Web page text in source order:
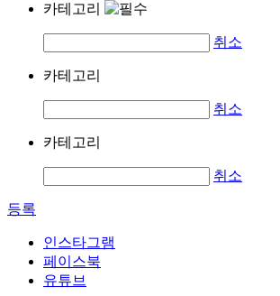
카테고리
취소
카테고리
취소
카테고리
취소
등록
인스타그램
페이스북
유튜브